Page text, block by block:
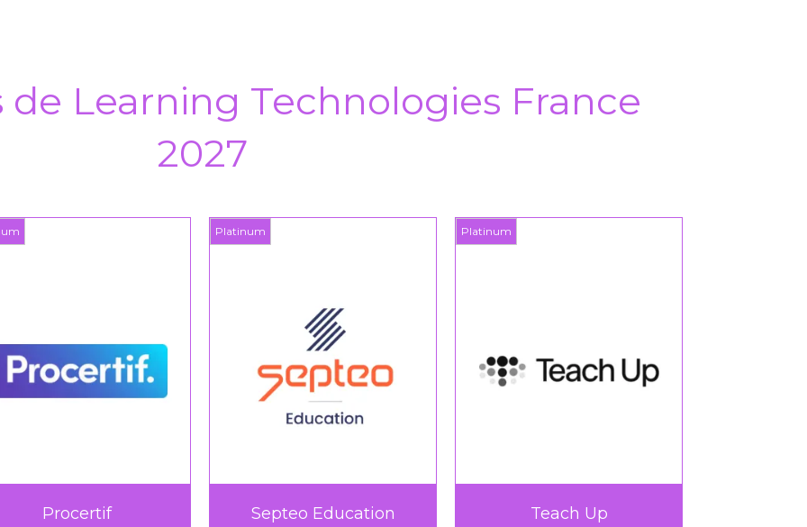
de Learning Technologies France
2027
TICTAC Learn